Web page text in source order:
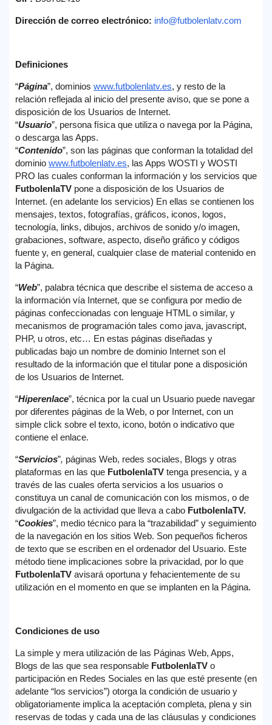
Dirección de correo electrónico: info@futbolenlatv.com
Definiciones
“Página”, dominios www.futbolenlatv.es, y resto de la
relación reflejada al inicio del presente aviso, que se pone a
disposición de los Usuarios de Internet.
“Usuario”, persona física que utiliza o navega por la Página,
o descarga las Apps.
“Contenido”, son las páginas que conforman la totalidad del
dominio www.futbolenlatv.es, las Apps WOSTI y WOSTI
PRO las cuales conforman la información y los servicios que
FutbolenlaTV pone a disposición de los Usuarios de
Internet. (en adelante los servicios) En ellas se contienen los
mensajes, textos, fotografías, gráficos, iconos, logos,
tecnología, links, dibujos, archivos de sonido y/o imagen,
grabaciones, software, aspecto, diseño gráfico y códigos
fuente y, en general, cualquier clase de material contenido en
la Página.
“Web”, palabra técnica que describe el sistema de acceso a
la información vía Internet, que se configura por medio de
páginas confeccionadas con lenguaje HTML o similar, y
mecanismos de programación tales como java, javascript,
PHP, u otros, etc… En estas páginas diseñadas y
publicadas bajo un nombre de dominio Internet son el
resultado de la información que el titular pone a disposición
de los Usuarios de Internet.
“Hiperenlace”, técnica por la cual un Usuario puede navegar
por diferentes páginas de la Web, o por Internet, con un
simple click sobre el texto, icono, botón o indicativo que
contiene el enlace.
“Servicios”, páginas Web, redes sociales, Blogs y otras
plataformas en las que FutbolenlaTV tenga presencia, y a
través de las cuales oferta servicios a los usuarios o
constituya un canal de comunicación con los mismos, o de
divulgación de la actividad que lleva a cabo FutbolenlaTV.
“Cookies”, medio técnico para la “trazabilidad” y seguimiento
de la navegación en los sitios Web. Son pequeños ficheros
de texto que se escriben en el ordenador del Usuario. Este
método tiene implicaciones sobre la privacidad, por lo que
FutbolenlaTV avisará oportuna y fehacientemente de su
utilización en el momento en que se implanten en la Página.
Condiciones de uso
La simple y mera utilización de las Páginas Web, Apps,
Blogs de las que sea responsable FutbolenlaTV o
participación en Redes Sociales en las que esté presente (en
adelante “los servicios”) otorga la condición de usuario y
obligatoriamente implica la aceptación completa, plena y sin
reservas de todas y cada una de las cláusulas y condiciones